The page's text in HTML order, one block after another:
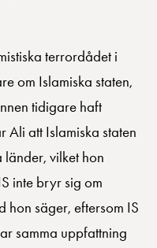
terrordådet i
om Islamiska staten,
tidigare haft
att Islamiska staten
länder, vilket hon
inte bryr sig om
hon säger, eftersom IS
samma uppfattning